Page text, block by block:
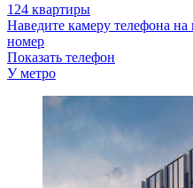
124 квартиры
Наведите камеру телефона
номер
Показать телефон
У метро